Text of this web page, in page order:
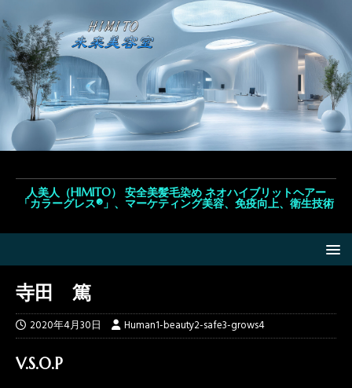
人美人（HIMITO） 安全美髪毛染め ネオハイブリットヘアー
「カラーグレス®」、マーケティング美容、免疫向上、衛生技術
寺田 篤
2020年4月30日 Human1-beauty2-safe3-grows4
V.S.O.P